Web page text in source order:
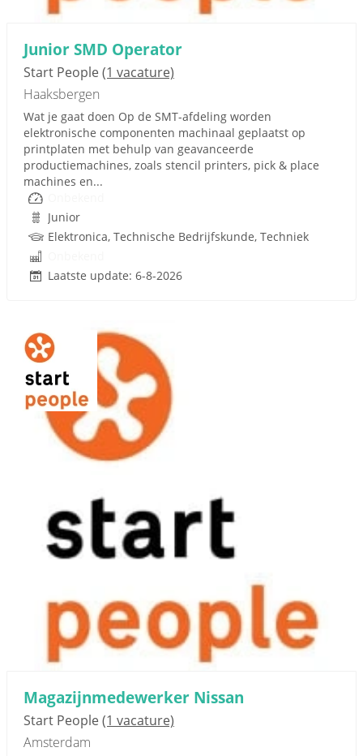
Junior SMD Operator
Start People(1 vacature)
Haaksbergen
Wat je gaat doen Op de SMT-afdeling worden
elektronische componenten machinaal geplaatst op
printplaten met behulp van geavanceerde
productiemachines, zoals stencil printers, pick & place
machines en...
Junior
Elektronica, Technische Bedrijfskunde, Techniek
Laatste update: 6-8-2026
Magazijnmedewerker Nissan
Start People(1 vacature)
Amsterdam